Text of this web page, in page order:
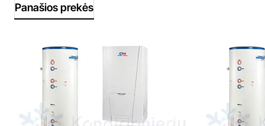
Panašios prekės